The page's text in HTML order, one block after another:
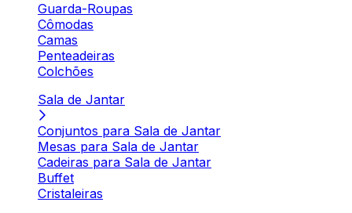
Guarda-Roupas
Cômodas
Camas
Penteadeiras
Colchões
Sala de Jantar
Conjuntos para Sala de Jantar
Mesas para Sala de Jantar
Cadeiras para Sala de Jantar
Buffet
Cristaleiras